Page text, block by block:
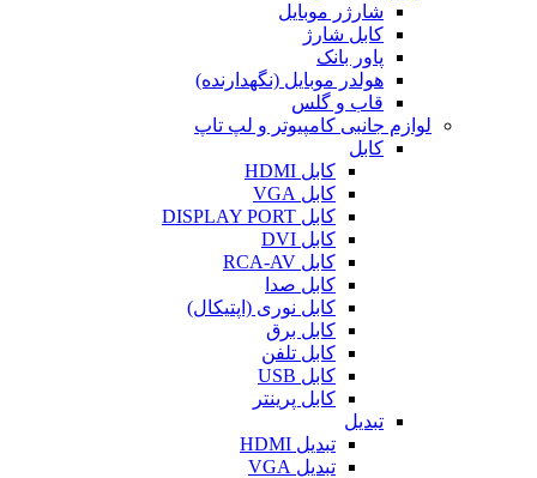
شارژر موبایل
کابل شارژ
پاور بانک
هولدر موبایل (نگهدارنده)
قاب و گلس
لوازم جانبی کامپیوتر و لپ تاپ
کابل
کابل HDMI
کابل VGA
کابل DISPLAY PORT
کابل DVI
کابل RCA-AV
کابل صدا
کابل نوری (اپتیکال)
کابل برق
کابل تلفن
کابل USB
کابل پرینتر
تبدیل
تبدیل HDMI
تبدیل VGA